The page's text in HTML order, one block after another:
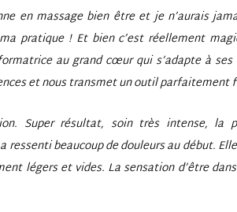
en massage bien être et je n’aurais
pratique ! Et bien c’est réellement
au grand cœur qui s’adapte à
et nous transmet un outil parfaitement
Super résultat, soin très intense, la
ressenti beaucoup de douleurs au début.
légers et vides. La sensation d’être